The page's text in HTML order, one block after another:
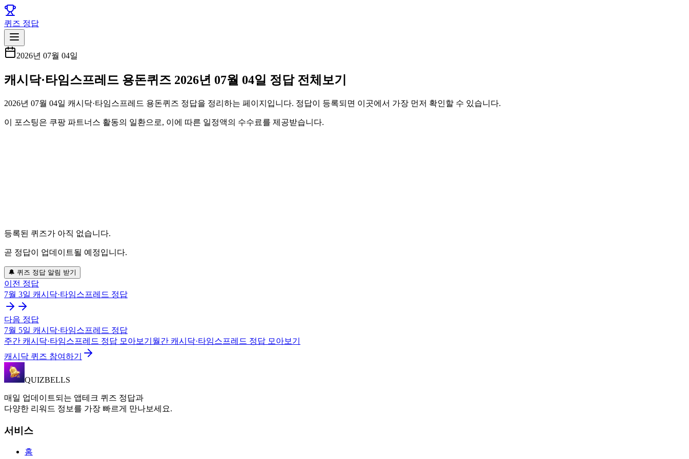
퀴즈 정답
2026년 07월 04일
캐시닥·타임스프레드 용돈퀴즈 2026년 07월 04일 정답 전체보기
2026년 07월 04일 캐시닥·타임스프레드 용돈퀴즈 정답을 정리하는 페이지입니다. 정답이 등록되면 이곳에서 가장 먼저 확인할 수 있습니다.
이 포스팅은 쿠팡 파트너스 활동의 일환으로, 이에 따른 일정액의 수수료를 제공받습니다.
등록된 퀴즈가 아직 없습니다.
곧 정답이 업데이트될 예정입니다.
🔔 퀴즈 정답 알림 받기
이전 정답
7월 3일 캐시닥·타임스프레드 정답
다음 정답
7월 5일 캐시닥·타임스프레드 정답
주간 캐시닥·타임스프레드 정답 모아보기 월간 캐시닥·타임스프레드 정답 모아보기
캐시닥 퀴즈 참여하기
QUIZBELLS
매일 업데이트되는 앱테크 퀴즈 정답과
다양한 리워드 정보를 가장 빠르게 만나보세요.
서비스
홈